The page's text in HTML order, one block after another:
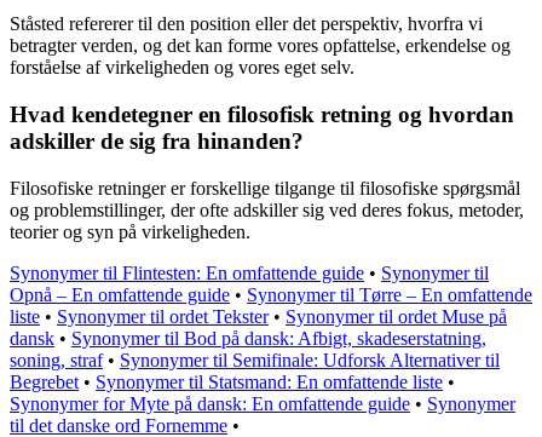
Ståsted refererer til den position eller det perspektiv, hvorfra vi
betragter verden, og det kan forme vores opfattelse, erkendelse og
forståelse af virkeligheden og vores eget selv.
Hvad kendetegner en filosofisk retning og hvordan
adskiller de sig fra hinanden?
Filosofiske retninger er forskellige tilgange til filosofiske spørgsmål
og problemstillinger, der ofte adskiller sig ved deres fokus, metoder,
teorier og syn på virkeligheden.
Synonymer til Flintesten: En omfattende guide • Synonymer til
Opnå – En omfattende guide • Synonymer til Tørre – En omfattende
liste • Synonymer til ordet Tekster• Synonymer til ordet Muse på
dansk • Synonymer til Bod på dansk: Afbigt, skadeserstatning,
soning, straf• Synonymer til Semifinale: Udforsk Alternativer til
Begrebet • Synonymer til Statsmand: En omfattende liste •
Synonymer for Myte på dansk: En omfattende guide • Synonymer
til det danske ord Fornemme •